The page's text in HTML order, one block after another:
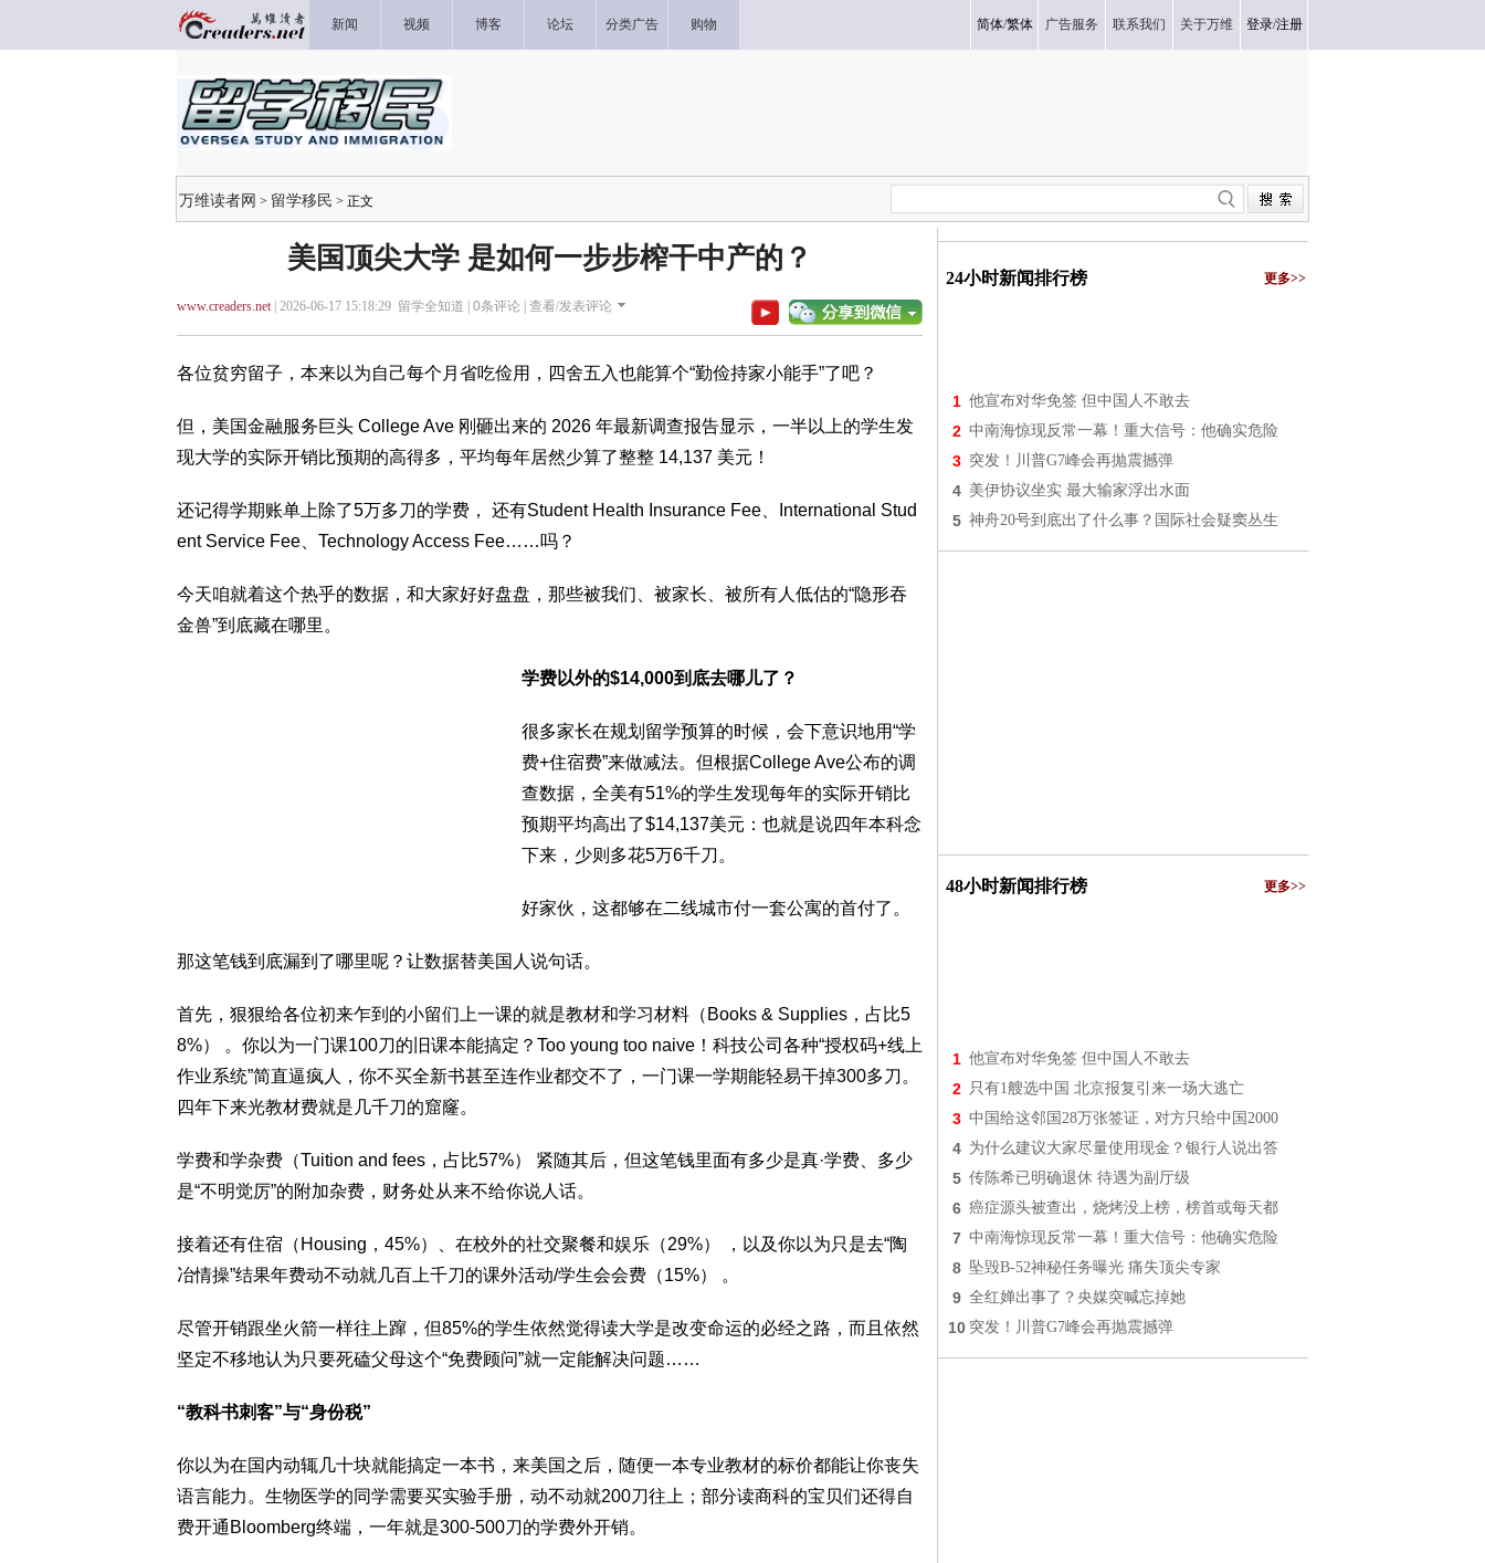
新闻 视频 博客 论坛 分类广告 购物 简体/繁体 广告服务 联系我们 关于万维 登录/注册
万维读者网 > 留学移民 > 正文
美国顶尖大学 是如何一步步榨干中产的？
www.creaders.net| 2026-06-17 15:18:29 留学全知道 | 0条评论 | 查看/发表评论
各位贫穷留子，本来以为自己每个月省吃俭用，四舍五入也能算个“勤俭持家小能手”了吧？
但，美国金融服务巨头 College Ave 刚砸出来的 2026 年最新调查报告显示，一半以上的学生发
现大学的实际开销比预期的高得多，平均每年居然少算了整整 14,137 美元！
还记得学期账单上除了5万多刀的学费， 还有Student Health Insurance Fee、International Stud
ent Service Fee、Technology Access Fee……吗？
今天咱就着这个热乎的数据，和大家好好盘盘，那些被我们、被家长、被所有人低估的“隐形吞
金兽”到底藏在哪里。
学费以外的$14,000到底去哪儿了？
很多家长在规划留学预算的时候，会下意识地用“学
费+住宿费”来做减法。但根据College Ave公布的调
查数据，全美有51%的学生发现每年的实际开销比
预期平均高出了$14,137美元：也就是说四年本科念
下来，少则多花5万6千刀。
好家伙，这都够在二线城市付一套公寓的首付了。
那这笔钱到底漏到了哪里呢？让数据替美国人说句话。
首先，狠狠给各位初来乍到的小留们上一课的就是教材和学习材料（Books & Supplies，占比5
8%） 。你以为一门课100刀的旧课本能搞定？Too young too naive！科技公司各种“授权码+线上
作业系统”简直逼疯人，你不买全新书甚至连作业都交不了，一门课一学期能轻易干掉300多刀。
四年下来光教材费就是几千刀的窟窿。
学费和学杂费（Tuition and fees，占比57%） 紧随其后，但这笔钱里面有多少是真·学费、多少
是“不明觉厉”的附加杂费，财务处从来不给你说人话。
接着还有住宿（Housing，45%）、在校外的社交聚餐和娱乐（29%） ，以及你以为只是去“陶
冶情操”结果年费动不动就几百上千刀的课外活动/学生会会费（15%） 。
尽管开销跟坐火箭一样往上蹿，但85%的学生依然觉得读大学是改变命运的必经之路，而且依然
坚定不移地认为只要死磕父母这个“免费顾问”就一定能解决问题……
“教科书刺客”与“身份税”
你以为在国内动辄几十块就能搞定一本书，来美国之后，随便一本专业教材的标价都能让你丧失
语言能力。生物医学的同学需要买实验手册，动不动就200刀往上；部分读商科的宝贝们还得自
费开通Bloomberg终端，一年就是300-500刀的学费外开销。
24小时新闻排行榜 更多>>
1 他宣布对华免签 但中国人不敢去
2 中南海惊现反常一幕！重大信号：他确实危险
3 突发！川普G7峰会再抛震撼弹
4 美伊协议坐实 最大输家浮出水面
5 神舟20号到底出了什么事？国际社会疑窦丛生
48小时新闻排行榜 更多>>
1 他宣布对华免签 但中国人不敢去
2 只有1艘选中国 北京报复引来一场大逃亡
3 中国给这邻国28万张签证，对方只给中国2000
4 为什么建议大家尽量使用现金？银行人说出答
5 传陈希已明确退休 待遇为副厅级
6 癌症源头被查出，烧烤没上榜，榜首或每天都
7 中南海惊现反常一幕！重大信号：他确实危险
8 坠毁B-52神秘任务曝光 痛失顶尖专家
9 全红婵出事了？央媒突喊忘掉她
10 突发！川普G7峰会再抛震撼弹